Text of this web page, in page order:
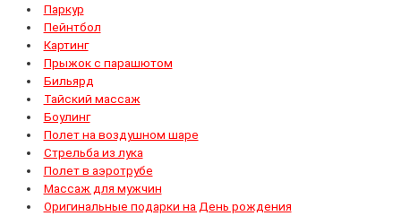
Паркур
Пейнтбол
Картинг
Прыжок с парашютом
Бильярд
Тайский массаж
Боулинг
Полет на воздушном шаре
Стрельба из лука
Полет в аэротрубе
Массаж для мужчин
Оригинальные подарки на День рождения